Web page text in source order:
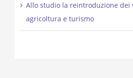
Allo studio la reintroduzione dei
agricoltura e turismo